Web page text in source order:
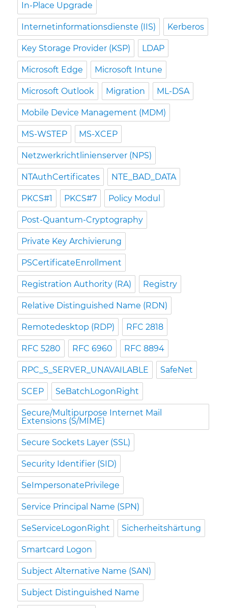
In-Place Upgrade
Internetinformationsdienste (IIS) Kerberos
Key Storage Provider (KSP) LDAP
Microsoft Edge Microsoft Intune
Microsoft Outlook Migration ML-DSA
Mobile Device Management (MDM)
MS-WSTEP MS-XCEP
Netzwerkrichtlinienserver (NPS)
NTAuthCertificates NTE_BAD_DATA
PKCS#1 PKCS#7 Policy Modul
Post-Quantum-Cryptography
Private Key Archivierung
PSCertificateEnrollment
Registration Authority (RA) Registry
Relative Distinguished Name (RDN)
Remotedesktop (RDP) RFC 2818
RFC 5280 RFC 6960 RFC 8894
RPC_S_SERVER_UNAVAILABLE SafeNet
SCEP SeBatchLogonRight
Secure/Multipurpose Internet Mail
Extensions (S/MIME)
Secure Sockets Layer (SSL)
Security Identifier (SID)
SeImpersonatePrivilege
Service Principal Name (SPN)
SeServiceLogonRight Sicherheitshärtung
Smartcard Logon
Subject Alternative Name (SAN)
Subject Distinguished Name